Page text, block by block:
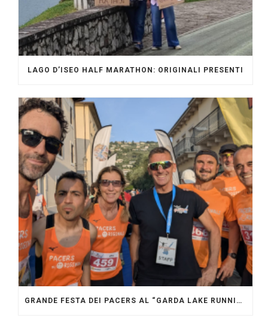
LAGO D’ISEO HALF MARATHON: ORIGINALI PRESENTI
GRANDE FESTA DEI PACERS AL “GARDA LAKE RUNNING FESTIVAL”